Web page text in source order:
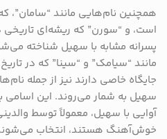
همچنین نام‌هایی مانند “سامان”، که
است، و “سورن” که ریشه‌ای تاریخی
پسرانه مشابه با سهیل شناخته
مانند “سیامک” و “سینا” که در
جایگاه خاصی دارند نیز از جمله
سهیل به شمار می‌روند. این
آوایی با سهیل، معمولاً توسط
خوش‌آهنگ هستند، انتخاب